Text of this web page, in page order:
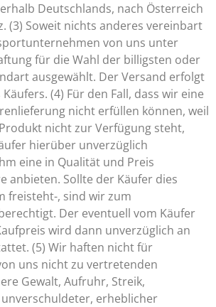
Deutschlands, nach Österreich
(3) Soweit nichts anderes vereinbart
von uns unter
für die Wahl der billigsten oder
ausgewählt. Der Versand erfolgt
(4) Für den Fall, dass wir eine
nicht erfüllen können, weil
nicht zur Verfügung steht,
hierüber unverzüglich
eine in Qualität und Preis
anbieten. Sollte der Käufer dies
freisteht-, sind wir zum
Der eventuell vom Käufer
wird dann unverzüglich an
(5) Wir haften nicht für
uns nicht zu vertretenden
Gewalt, Aufruhr, Streik,
erheblicher